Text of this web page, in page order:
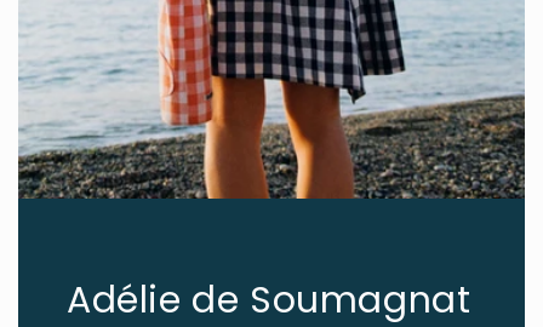
Adélie de Soumagnat